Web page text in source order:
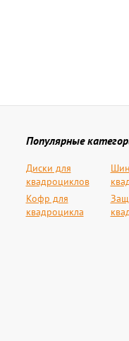
Популярные
Диски для
квадроциклов
Кофр для
квадроцикла